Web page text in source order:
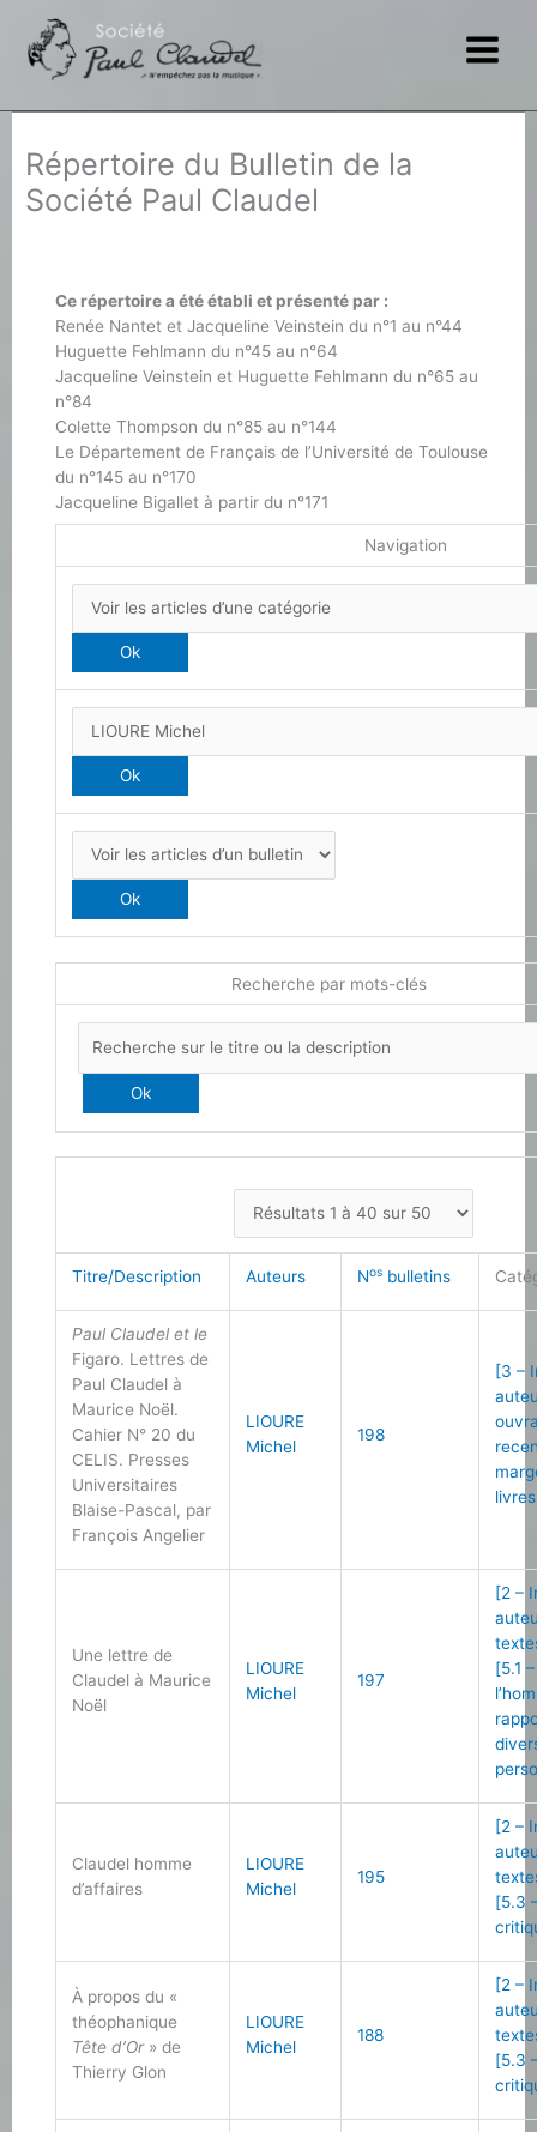
contenu
Répertoire du Bulletin de la
Société Paul Claudel
Ce répertoire a été établi et présenté par :
Renée Nantet et Jacqueline Veinstein du n°1 au n°44
Huguette Fehlmann du n°45 au n°64
Jacqueline Veinstein et Huguette Fehlmann du n°65 au
n°84
Colette Thompson du n°85 au n°144
Le Département de Français de l’Université de Toulouse
du n°145 au n°170
Jacqueline Bigallet à partir du n°171
Navigation
Recherche par mots-clés
Titre/Description Auteurs Nos bulletins
Paul Claudel et le
Figaro. Lettres de
Paul Claudel à
Maurice Noël.
Cahier N° 20 du
CELIS. Presses
Universitaires
Blaise-Pascal, par
François Angelier
LIOURE
Michel
198
[3 –
Une lettre de
Claudel à Maurice
Noël
LIOURE
Michel
197
[2 –
[5.1
Claudel homme
d’affaires
LIOURE
Michel
195
[2 –
[5.3
À propos du «
théophanique
Tête d’Or» de
Thierry Glon
LIOURE
Michel
188
[2 –
[5.3